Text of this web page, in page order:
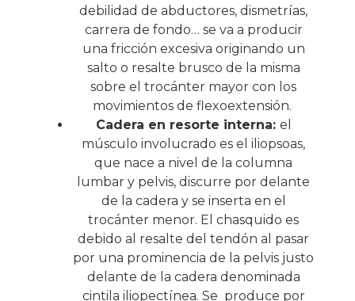
debilidad de abductores, dismetrías,
carrera de fondo… se va a producir
una fricción excesiva originando un
salto o resalte brusco de la misma
sobre el trocánter mayor con los
movimientos de flexoextensión.
Cadera en resorte interna: el
músculo involucrado es el iliopsoas,
que nace a nivel de la columna
lumbar y pelvis, discurre por delante
de la cadera y se inserta en el
trocánter menor. El chasquido es
debido al resalte del tendón al pasar
por una prominencia de la pelvis justo
delante de la cadera denominada
cintila iliopectínea. Se produce por